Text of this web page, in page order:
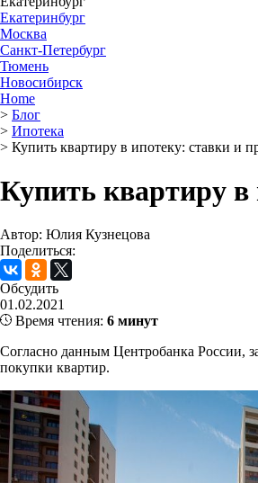
Екатеринбург
Москва
Санкт-Петербург
Тюмень
Новосибирск
Home
> Блог
> Ипотека
> Купить квартиру в ипотеку: ставки и
Купить квартиру
Автор: Юлия Кузнецова
Поделиться:
Обсудить
01.02.2021
Время чтения: 6 минут
Согласно данным Центробанка России,
покупки квартир.